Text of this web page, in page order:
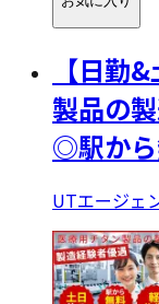
【日勤
製品の
◎駅から
UTエージェ